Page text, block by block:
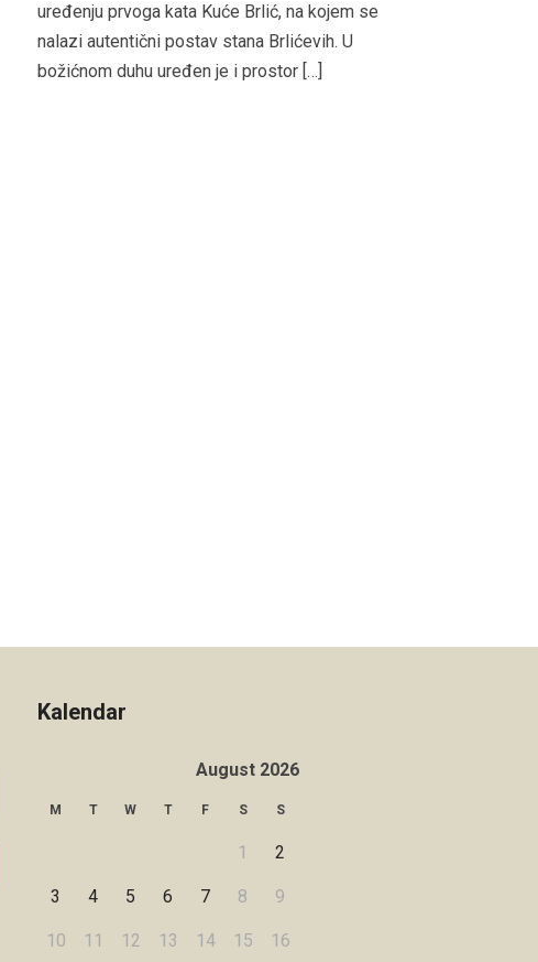
uređenju prvoga kata Kuće Brlić, na kojem se
nalazi autentični postav stana Brlićevih. U
božićnom duhu uređen je i prostor […]
Kalendar
August 2026
M T W T F S S
1 2
3 4 5 6 7 8 9
10 11 12 13 14 15 16